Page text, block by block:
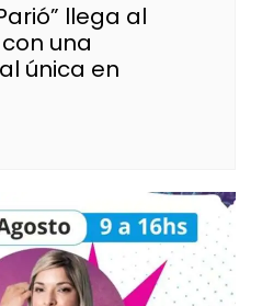
llega al
una
única en